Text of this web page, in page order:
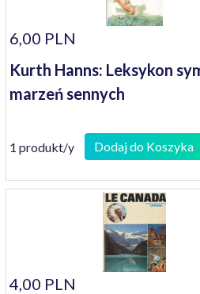
6,00 PLN
Kurth Hanns: Leksykon
marzeń sennych
1 produkt/y Dodaj do Koszyka
4,00 PLN